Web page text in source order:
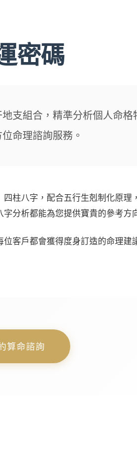
密碼
支組合，精準分析個人命
命理諮詢服務。
柱八字，配合五行生剋制化原理
分析都能為您提供寶貴的參考方
客戶都會獲得度身訂造的命理建
算命諮詢